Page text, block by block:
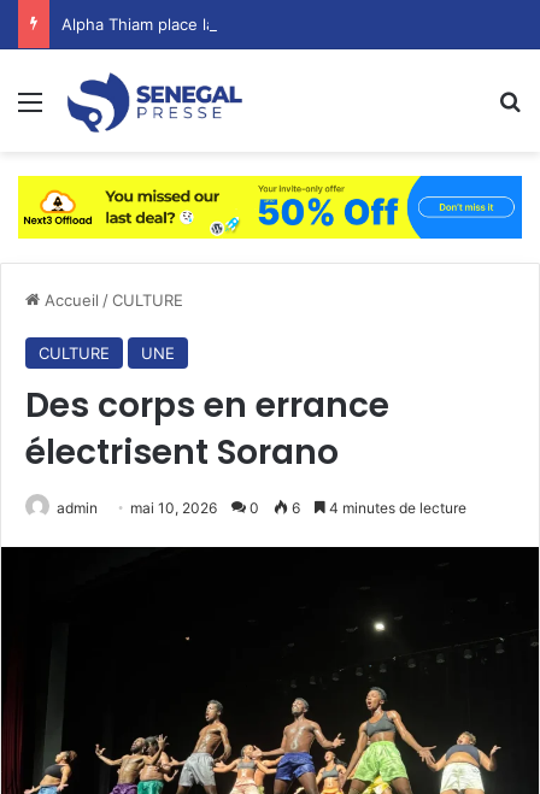
Menu
Accueil /CULTURE
CULTURE UNE
Des corps en errance
électrisent Sorano
admin mai 10, 2026 0 6 4 minutes de lecture